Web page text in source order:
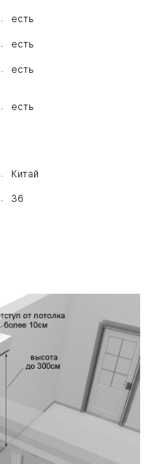
есть
есть
есть
есть
Китай
36